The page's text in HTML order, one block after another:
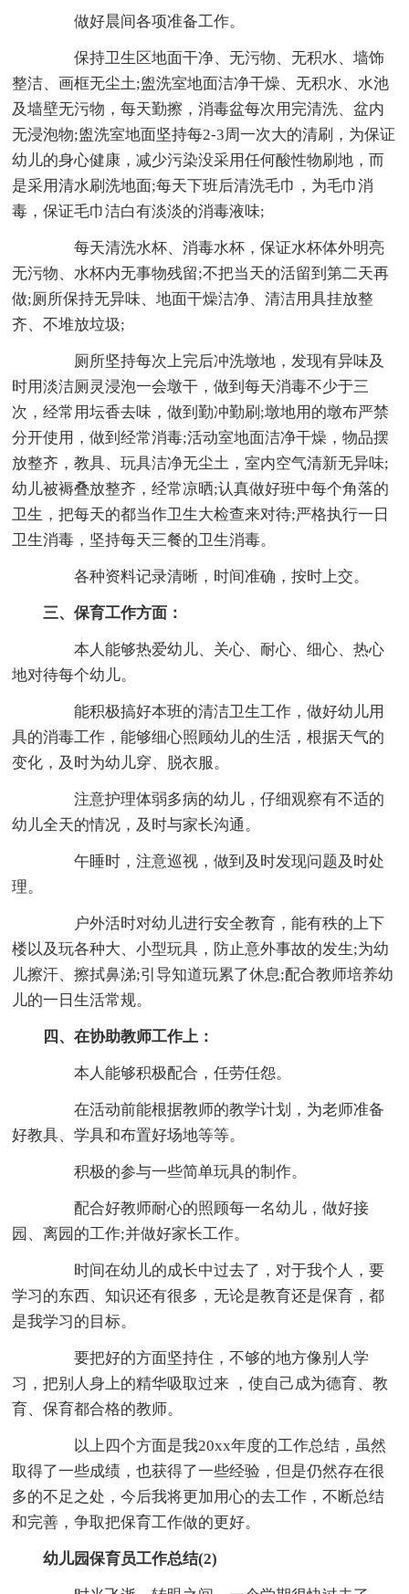
做好晨间各项准备工作。
保持卫生区地面干净、无污物、无积水、墙饰
整洁、画框无尘土;盥洗室地面洁净干燥、无积水、水池
及墙壁无污物，每天勤擦，消毒盆每次用完清洗、盆内
无浸泡物;盥洗室地面坚持每2-3周一次大的清刷，为保证
幼儿的身心健康，减少污染没采用任何酸性物刷地，而
是采用清水刷洗地面;每天下班后清洗毛巾，为毛巾消
毒，保证毛巾洁白有淡淡的消毒液味;
每天清洗水杯、消毒水杯，保证水杯体外明亮
无污物、水杯内无事物残留;不把当天的活留到第二天再
做;厕所保持无异味、地面干燥洁净、清洁用具挂放整
齐、不堆放垃圾;
厕所坚持每次上完后冲洗墩地，发现有异味及
时用淡洁厕灵浸泡一会墩干，做到每天消毒不少于三
次，经常用坛香去味，做到勤冲勤刷;墩地用的墩布严禁
分开使用，做到经常消毒;活动室地面洁净干燥，物品摆
放整齐，教具、玩具洁净无尘土，室内空气清新无异味;
幼儿被褥叠放整齐，经常凉晒;认真做好班中每个角落的
卫生，把每天的都当作卫生大检查来对待;严格执行一日
卫生消毒，坚持每天三餐的卫生消毒。
各种资料记录清晰，时间准确，按时上交。
三、保育工作方面：
本人能够热爱幼儿、关心、耐心、细心、热心
地对待每个幼儿。
能积极搞好本班的清洁卫生工作，做好幼儿用
具的消毒工作，能够细心照顾幼儿的生活，根据天气的
变化，及时为幼儿穿、脱衣服。
注意护理体弱多病的幼儿，仔细观察有不适的
幼儿全天的情况，及时与家长沟通。
午睡时，注意巡视，做到及时发现问题及时处
理。
户外活时对幼儿进行安全教育，能有秩的上下
楼以及玩各种大、小型玩具，防止意外事故的发生;为幼
儿擦汗、擦拭鼻涕;引导知道玩累了休息;配合教师培养幼
儿的一日生活常规。
四、在协助教师工作上：
本人能够积极配合，任劳任怨。
在活动前能根据教师的教学计划，为老师准备
好教具、学具和布置好场地等等。
积极的参与一些简单玩具的制作。
配合好教师耐心的照顾每一名幼儿，做好接
园、离园的工作;并做好家长工作。
时间在幼儿的成长中过去了，对于我个人，要
学习的东西、知识还有很多，无论是教育还是保育，都
是我学习的目标。
要把好的方面坚持住，不够的地方像别人学
习，把别人身上的精华吸取过来 ，使自己成为德育、教
育、保育都合格的教师。
以上四个方面是我20xx年度的工作总结，虽然
取得了一些成绩，也获得了一些经验，但是仍然存在很
多的不足之处，今后我将更加用心的去工作，不断总结
和完善，争取把保育工作做的更好。
幼儿园保育员工作总结(2)